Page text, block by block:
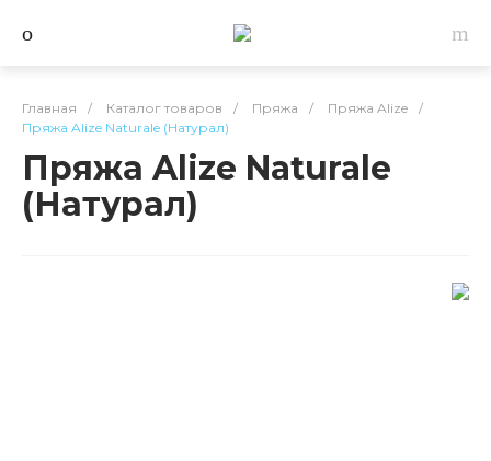
Главная / Каталог товаров / Пряжа / Пряжа Alize
/
Пряжа Alize Naturale (Натурал)
Пряжа Alize Naturale
(Натурал)